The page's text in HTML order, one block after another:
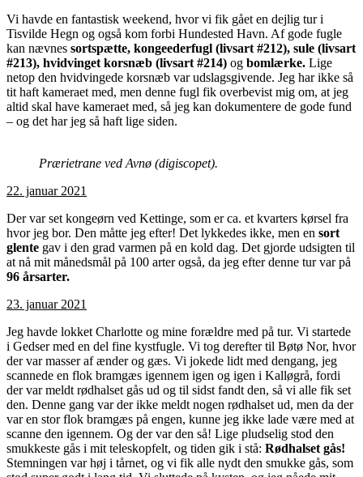
Vi havde en fantastisk weekend, hvor vi fik gået en dejlig tur i
Tisvilde Hegn og også kom forbi Hundested Havn. Af gode fugle
kan nævnes sortspætte, kongeederfugl (livsart #212), sule (livsart
#213), hvidvinget korsnæb (livsart #214) og bomlærke. Lige
netop den hvidvingede korsnæb var udslagsgivende. Jeg har ikke så
tit haft kameraet med, men denne fugl fik overbevist mig om, at jeg
altid skal have kameraet med, så jeg kan dokumentere de gode fund
– og det har jeg så haft lige siden.
Prærietrane ved Avnø (digiscopet).
22. januar 2021
Der var set kongeørn ved Kettinge, som er ca. et kvarters kørsel fra
hvor jeg bor. Den måtte jeg efter! Det lykkedes ikke, men en sort
glente gav i den grad varmen på en kold dag. Det gjorde udsigten til
at nå mit månedsmål på 100 arter også, da jeg efter denne tur var på
96 årsarter.
23. januar 2021
Jeg havde lokket Charlotte og mine forældre med på tur. Vi startede
i Gedser med en del fine kystfugle. Vi tog derefter til Bøtø Nor, hvor
der var masser af ænder og gæs. Vi jokede lidt med dengang, jeg
scannede en flok bramgæs igennem igen og igen i Kalløgrå, fordi
der var meldt rødhalset gås ud og til sidst fandt den, så vi alle fik set
den. Denne gang var der ikke meldt nogen rødhalset ud, men da der
var en stor flok bramgæs på engen, kunne jeg ikke lade være med at
scanne den igennem. Og der var den så! Lige pludselig stod den
smukkeste gås i mit teleskopfelt, og tiden gik i stå: Rødhalset gås!
Stemningen var høj i tårnet, og vi fik alle nydt den smukke gås, som